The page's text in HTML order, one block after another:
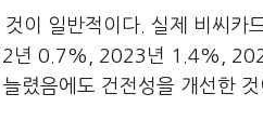
이 일반적이다. 실제 비씨카
년 0.7%, 2023년 1.4%,
렸음에도 건전성을 개선한